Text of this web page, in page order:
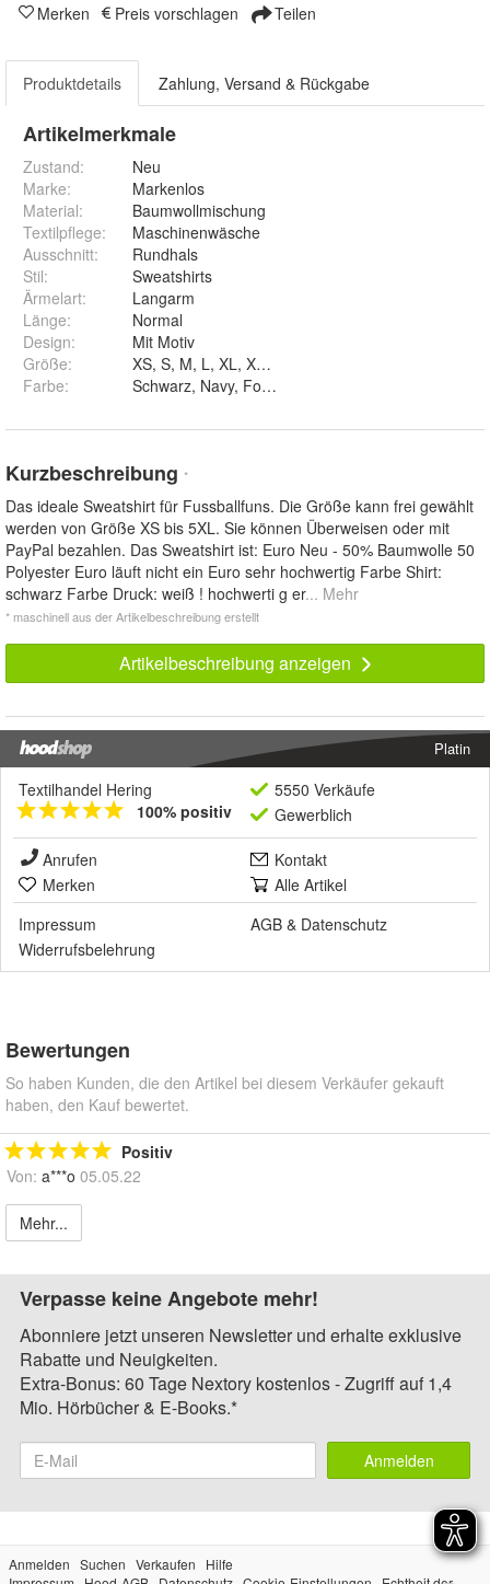
Merken Preis vorschlagen Teilen
Produktdetails Zahlung, Versand & Rückgabe
Artikelmerkmale
Zustand:
Neu
Marke:
Markenlos
Material:
Baumwollmischung
Textilpflege:
Maschinenwäsche
Ausschnitt:
Rundhals
Stil:
Sweatshirts
Ärmelart:
Langarm
Länge:
Normal
Design:
Mit Motiv
Größe:
Farbe:
Kurzbeschreibung *
Das ideale Sweatshirt für Fussballfuns. Die Größe kann frei gewählt
werden von Größe XS bis 5XL. Sie können Überweisen oder mit
PayPal bezahlen. Das Sweatshirt ist: Euro Neu - 50% Baumwolle 50
Polyester Euro läuft nicht ein Euro sehr hochwertig Farbe Shirt:
schwarz Farbe Druck: weiß ! hochwerti g er... Mehr
* maschinell aus der Artikelbeschreibung erstellt
Artikelbeschreibung anzeigen
Platin
Textilhandel Hering
100% positiv
5550 Verkäufe
Gewerblich
Anrufen
Kontakt
Merken
Alle Artikel
Impressum
AGB & Datenschutz
Widerrufsbelehrung
Bewertungen
So haben Kunden, die den Artikel bei diesem Verkäufer gekauft
haben, den Kauf bewertet.
Positiv
Von: a***o 05.05.22
Mehr...
Verpasse keine Angebote mehr!
Abonniere jetzt unseren Newsletter und erhalte exklusive
Rabatte und Neuigkeiten.
Extra-Bonus: 60 Tage Nextory kostenlos - Zugriff auf 1,4
Mio. Hörbücher & E-Books.*
Anmelden
Anmelden Suchen Verkaufen
Hilfe